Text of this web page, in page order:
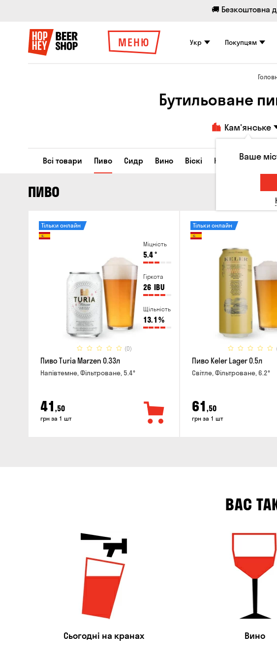
🚚 Безкоштовна
МЕНЮ Укр Покупцям
Бутильоване
Кам'янське
Всі товари Пиво Сидр Вино Віскі Коктейлі
ПИВО
Міцність
5.4°
Гіркота
26 IBU
Щільність
13.1 %
(0)
Тільки онлайн
Пиво Turia Marzen 0.33л
Напівтемне, Фільтроване, 5.4°
41 ,50
грн за 1 шт
Тільки онлайн
Пиво Keler Lager 0.5л
Світле, Фільтроване, 6.2°
61 ,50
грн за 1 шт
ВАС
Сьогодні на кранах Вино
Ваше